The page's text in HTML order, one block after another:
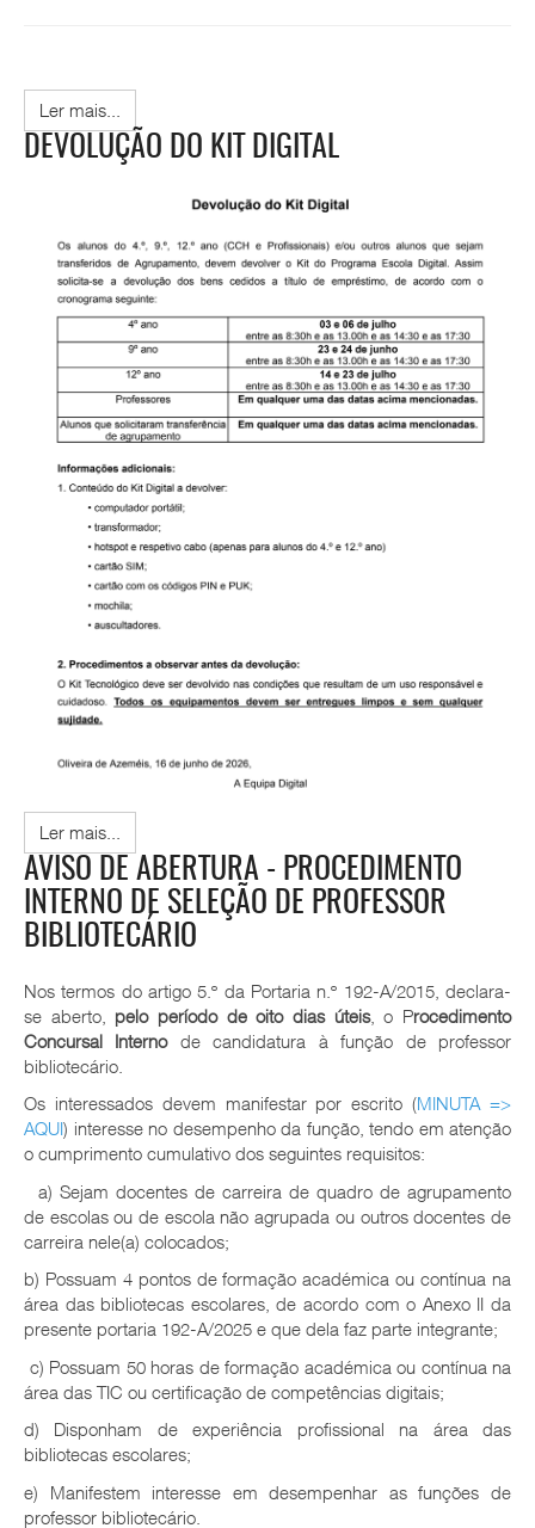
Ler mais...
DEVOLUÇÃO DO KIT DIGITAL
Ler mais...
AVISO DE ABERTURA - PROCEDIMENTO
INTERNO DE SELEÇÃO DE PROFESSOR
BIBLIOTECÁRIO
Nos termos do artigo 5.º da Portaria n.º 192-A/2015, declara-
se aberto, pelo período de oito dias úteis, o Procedimento
Concursal Internode candidatura à função de professor
bibliotecário.
Os interessados devem manifestar por escrito (MINUTA =>
AQUI) interesse no desempenho da função, tendo em atenção
o cumprimento cumulativo dos seguintes requisitos:
a) Sejam docentes de carreira de quadro de agrupamento
de escolas ou de escola não agrupada ou outros docentes de
carreira nele(a) colocados;
b) Possuam 4 pontos de formação académica ou contínua na
área das bibliotecas escolares, de acordo com o Anexo II da
presente portaria 192-A/2025 e que dela faz parte integrante;
c) Possuam 50 horas de formação académica ou contínua na
área das TIC ou certificação de competências digitais;
d) Disponham de experiência profissional na área das
bibliotecas escolares;
e) Manifestem interesse em desempenhar as funções de
professor bibliotecário.